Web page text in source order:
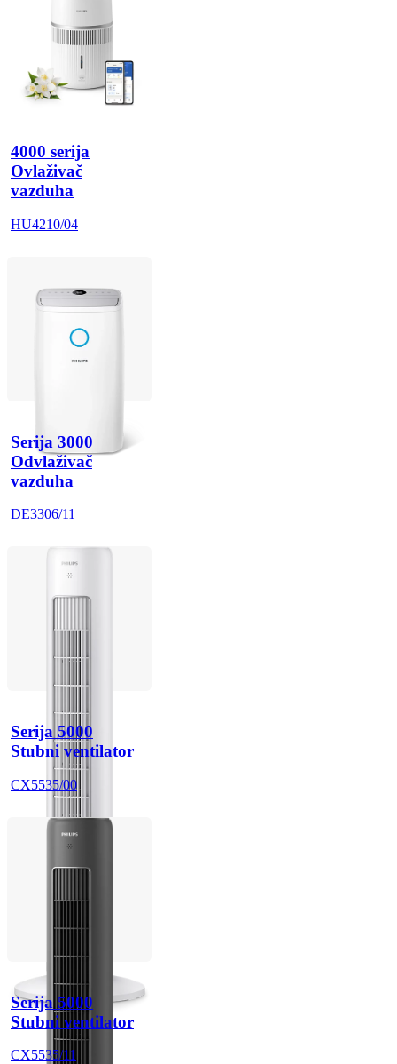
4000 serija
Ovlaživač
vazduha
HU4210/04
Serija 3000
Odvlaživač
vazduha
DE3306/11
Serija 5000
Stubni ventilator
CX5535/00
Serija 5000
Stubni ventilator
CX5535/11